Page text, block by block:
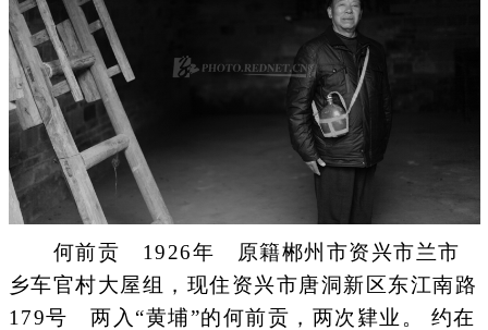
何前贡 1926年 原籍郴州市资兴市兰市
乡车官村大屋组，现住资兴市唐洞新区东江南路
179号 两入“黄埔”的何前贡，两次肄业。 约在